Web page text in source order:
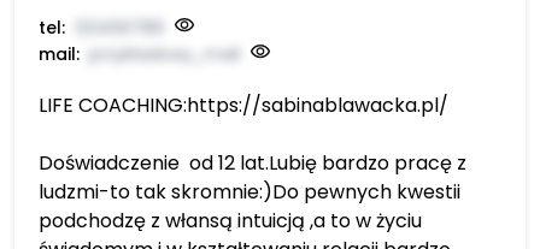
tel:
mail: przykładowy_mail
LIFE COACHING:https://sabinablawacka.pl/
Doświadczenie od 12 lat.Lubię bardzo pracę z
ludzmi-to tak skromnie:)Do pewnych kwestii
podchodzę z włansą intuicją ,a to w życiu